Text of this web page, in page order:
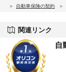
自動車保険の契約
関連リンク
自